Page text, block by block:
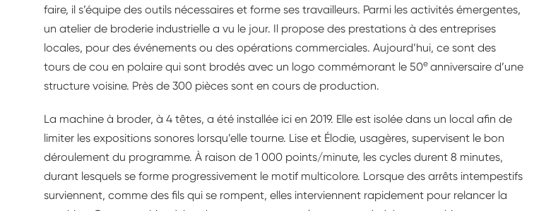
faire, il s’équipe des outils nécessaires et forme ses travailleurs. Parmi les activités émergentes,
un atelier de broderie industrielle a vu le jour. Il propose des prestations à des entreprises
locales, pour des événements ou des opérations commerciales. Aujourd’hui, ce sont des
tours de cou en polaire qui sont brodés avec un logo commémorant le 50e anniversaire d’une
structure voisine. Près de 300 pièces sont en cours de production.
La machine à broder, à 4 têtes, a été installée ici en 2019. Elle est isolée dans un local afin de
limiter les expositions sonores lorsqu’elle tourne. Lise et Élodie, usagères, supervisent le bon
déroulement du programme. À raison de 1 000 points/minute, les cycles durent 8 minutes,
durant lesquels se forme progressivement le motif multicolore. Lorsque des arrêts intempestifs
surviennent, comme des fils qui se rompent, elles interviennent rapidement pour relancer la